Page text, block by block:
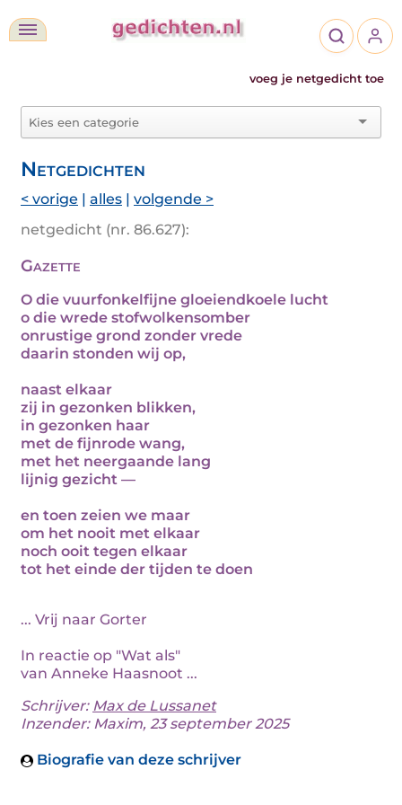
voeg je netgedicht toe
Netgedichten
< vorige | alles | volgende >
netgedicht (nr. 86.627):
Gazette
O die vuurfonkelfijne gloeiendkoele lucht
o die wrede stofwolkensomber
onrustige grond zonder vrede
daarin stonden wij op,
naast elkaar
zij in gezonken blikken,
in gezonken haar
met de fijnrode wang,
met het neergaande lang
lijnig gezicht —
en toen zeien we maar
om het nooit met elkaar
noch ooit tegen elkaar
tot het einde der tijden te doen
... Vrij naar Gorter
In reactie op "Wat als"
van Anneke Haasnoot ...
Schrijver: Max de Lussanet
Inzender: Maxim, 23 september 2025
Biografie van deze schrijver